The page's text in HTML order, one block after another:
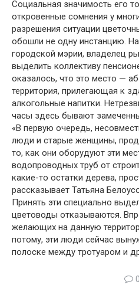
Социальная значимость его
откровенные сомнения у
разрешения ситуации
обошли не одну инстанцию.
городской мэрии, владелец
выделить коллективу
оказалось, что это место —
территория, прилегающая к
алкогольные напитки.
часы здесь бывают
«В первую очередь,
люди и старые женщины,
то, как они оборудуют эти
водопроводных труб от
какие-то остатки дерева,
рассказывает Татьяна
Принять эти специально
цветоводы отказываются.
желающих на данную
потому, эти люди сейчас
полоске между тротуаром и
0